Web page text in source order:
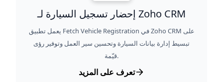
إحضار تسجيل السيارة لـ Zoho CRM
يعمل تطبيق Fetch Vehicle Registration في Zoho CRM على
تبسيط إدارة بيانات السيارة وتحسين سير العمل وتوفير رؤى
قيّمة.
تعرف على المزيد